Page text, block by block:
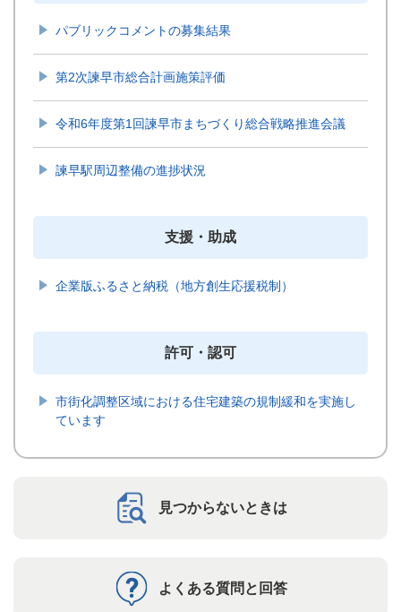
パブリックコメントの募集結果
第2次諫早市総合計画施策評価
令和6年度第1回諫早市まちづくり総合戦略推進会議
諫早駅周辺整備の進捗状況
支援・助成
企業版ふるさと納税（地方創生応援税制）
許可・認可
市街化調整区域における住宅建築の規制緩和を実施し
ています
見つからないときは
よくある質問と回答